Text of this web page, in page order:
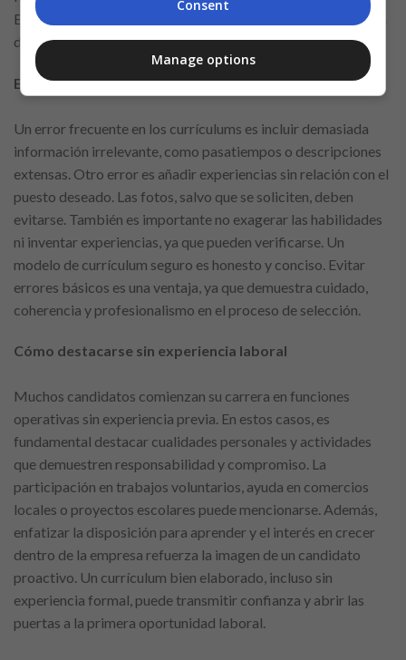
El uso de viñetas, como en este ejemplo, ayuda a presentar un
documento limpio, agradable y profesional.
Errores comunes que deben evitarse
Un error frecuente en los currículums es incluir demasiada
información irrelevante, como pasatiempos o descripciones
extensas. Otro error es añadir experiencias sin relación con el
puesto deseado. Las fotos, salvo que se soliciten, deben
evitarse. También es importante no exagerar las habilidades
ni inventar experiencias, ya que pueden verificarse. Un
modelo de currículum seguro es honesto y conciso. Evitar
errores básicos es una ventaja, ya que demuestra cuidado,
coherencia y profesionalismo en el proceso de selección.
Cómo destacarse sin experiencia laboral
Muchos candidatos comienzan su carrera en funciones
operativas sin experiencia previa. En estos casos, es
fundamental destacar cualidades personales y actividades
que demuestren responsabilidad y compromiso. La
participación en trabajos voluntarios, ayuda en comercios
locales o proyectos escolares puede mencionarse. Además,
enfatizar la disposición para aprender y el interés en crecer
dentro de la empresa refuerza la imagen de un candidato
proactivo. Un currículum bien elaborado, incluso sin
experiencia formal, puede transmitir confianza y abrir las
puertas a la primera oportunidad laboral.
Consent
Manage options